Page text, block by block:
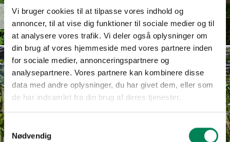
Vi bruger cookies til at tilpasse vores indhold og
annoncer, til at vise dig funktioner til sociale medier og til
at analysere vores trafik. Vi deler også oplysninger om
din brug af vores hjemmeside med vores partnere inden
for sociale medier, annonceringspartnere og
analysepartnere. Vores partnere kan kombinere disse
data med andre oplysninger, du har givet dem, eller som
de har indsamlet fra din brug af deres tjenester.
Samtykkevalg
Nødvendig
Euphorbia
hypericifolia
Read more